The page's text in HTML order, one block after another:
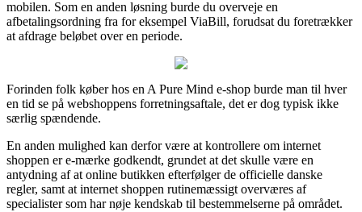
mobilen. Som en anden løsning burde du overveje en
afbetalingsordning fra for eksempel ViaBill, forudsat du foretrækker
at afdrage beløbet over en periode.
Forinden folk køber hos en A Pure Mind e-shop burde man til hver
en tid se på webshoppens forretningsaftale, det er dog typisk ikke
særlig spændende.
En anden mulighed kan derfor være at kontrollere om internet
shoppen er e-mærke godkendt, grundet at det skulle være en
antydning af at online butikken efterfølger de officielle danske
regler, samt at internet shoppen rutinemæssigt overværes af
specialister som har nøje kendskab til bestemmelserne på området.